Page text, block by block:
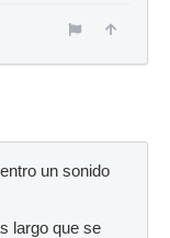
un sonido
largo que se